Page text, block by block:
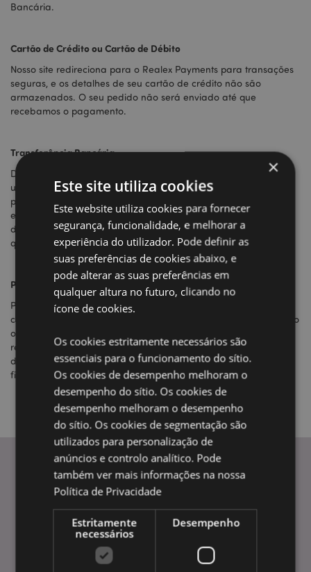
Bancária.
Cartão de Crédito ou Cartão de Débito
Nosso site redireciona para o Realex Payments para transações
seguras, e os detalhes de seu cartão de crédito não são
armazenados. O seu pedido não será enviado até que
recebamos o pagamento.
Transferência Bancária
Depois de ter efectuado a sua encomenda iremos enviar-lhe
uma factura proforma com o total confirmado. O pagamento
por Transferência Bancária terá de ser efectuado antes do
embalamento e envio da encomenda, só depois da verificação
do pagamento é que procedemos ao seu envio. Por favor note
que este pode demorar até 5 dias úteis.
Paypal
Paypal é uma forma de enviar e receber dinheiro online. Fazer
compras seguras sem revelar o seu número de cartão de crédito
ou informações financeiras. Seu pedido será enviado após o
recebimento do pagamento. O nosso site está ligado
directamente ao Paypal. Para pagar,selecione Paypal na
finalização da compra.
INFORMAÇÃO
Entregas e Envios
Informação sobre pagamentos
×
Este site utiliza cookies
Este website utiliza cookies para fornecer
segurança, funcionalidade, e melhorar a
experiência do utilizador. Pode definir as
suas preferências de cookies abaixo, e
pode alterar as suas preferências em
qualquer altura no futuro, clicando no
ícone de cookies.
Os cookies estritamente necessários são
essenciais para o funcionamento do sítio.
Os cookies de desempenho melhoram o
desempenho do sítio. Os cookies de
desempenho melhoram o desempenho
do sítio. Os cookies de segmentação são
utilizados para personalização de
anúncios e controlo analítico. Pode
também ver mais informações na nossa
Política de Privacidade
Estritamente
necessários
Desempenho